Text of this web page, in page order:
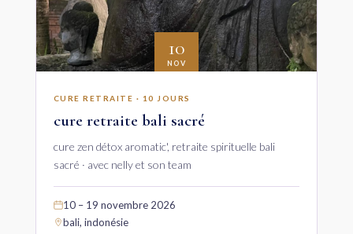
10
NOV
CURE RETRAITE · 10 JOURS
cure retraite bali sacré
cure zen détox aromatic', retraite spirituelle bali
sacré · avec nelly et son team
10 – 19 novembre 2026
bali, indonésie